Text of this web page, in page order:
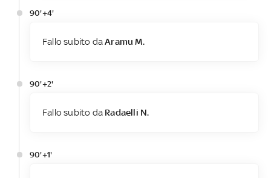
90'+4'
Fallo subito daAramu M.
90'+2'
Fallo subito da Radaelli N.
90'+1'